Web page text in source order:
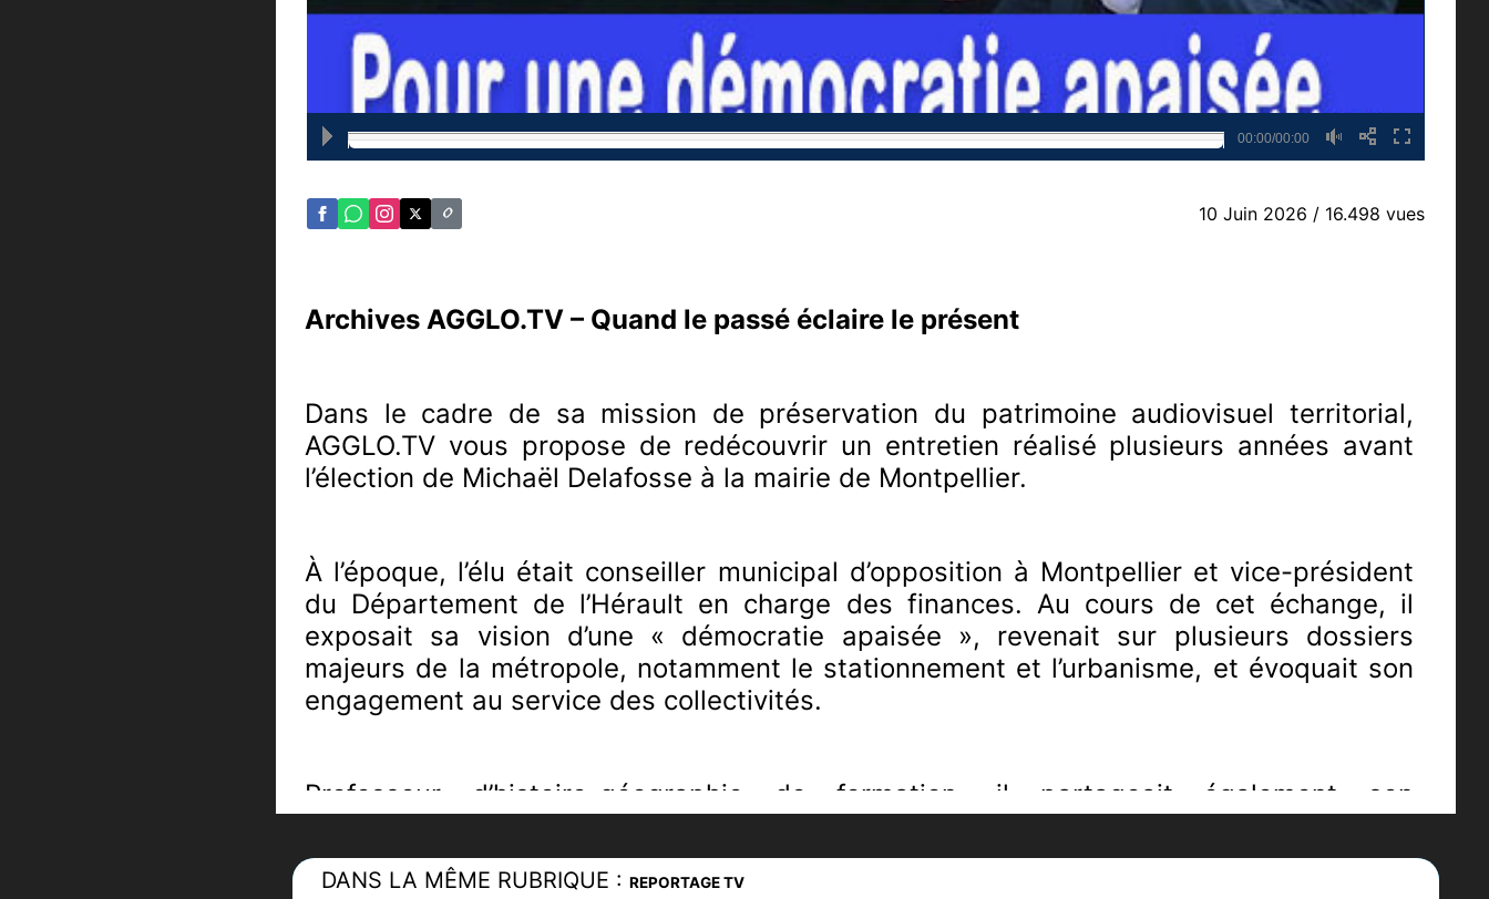
00:00/00:00
10 Juin 2026 / 16.498 vues
Archives AGGLO.TV – Quand le passé éclaire le présent
Dans le cadre de sa mission de préservation du patrimoine audiovisuel territorial,
AGGLO.TV vous propose de redécouvrir un entretien réalisé plusieurs années avant
l’élection de Michaël Delafosse à la mairie de Montpellier.
À l’époque, l’élu était conseiller municipal d’opposition à Montpellier et vice-président
du Département de l’Hérault en charge des finances. Au cours de cet échange, il
exposait sa vision d’une « démocratie apaisée », revenait sur plusieurs dossiers
majeurs de la métropole, notamment le stationnement et l’urbanisme, et évoquait son
engagement au service des collectivités.
Professeur d’histoire-géographie de formation, il partageait également son
Trèbes, rappelant le rôle essentiel de l’école dans la construction de la citoyenneté.
DANS LA MÊME RUBRIQUE :REPORTAGE TV